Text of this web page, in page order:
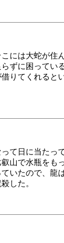
には大蛇が住
ずに困ってい
りてくれると
て日に当たっ
山で水瓶をも
いたので、龍
した。